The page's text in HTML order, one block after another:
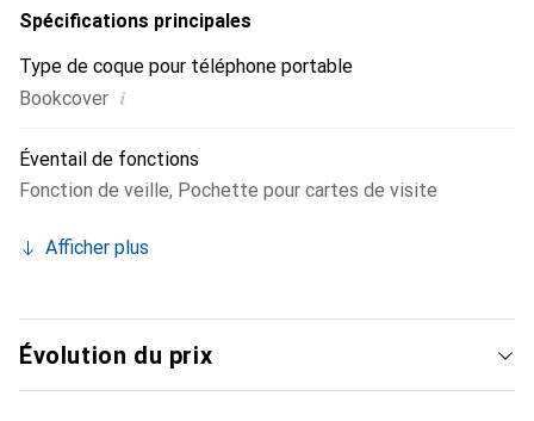
situations – toutes les fonctionnalités de votre
de téléphoner sans problème avec la coque fermée.
Spécifications principales
Type de coque pour téléphone portable
Bookcover i
Éventail de fonctions
Fonction de veille, Pochette pour cartes de visite
Afficher plus
Évolution du prix